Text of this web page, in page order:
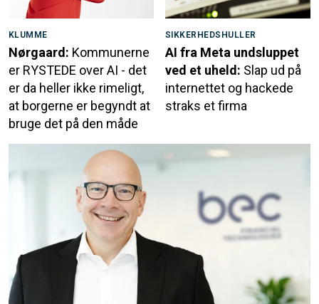
KLUMME
Nørgaard: Kommunerne
er RYSTEDE over AI - det
er da heller ikke rimeligt,
at borgerne er begyndt at
bruge det på den måde
SIKKERHEDSHULLER
AI fra Meta undsluppet
ved et uheld: Slap ud på
internettet og hackede
straks et firma